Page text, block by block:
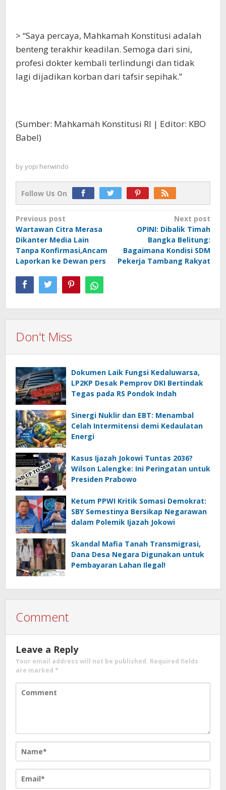
> “Saya percaya, Mahkamah Konstitusi adalah
benteng terakhir keadilan. Semoga dari sini,
profesi dokter kembali terlindungi dan tidak
lagi dijadikan korban dari tafsir sepihak.”
(Sumber: Mahkamah Konstitusi RI | Editor: KBO
Babel)
byyopi herwindo
Follow Us On
Post
navigation
Previous post
Wartawan Citra Merasa
Dikanter Media Lain
Tanpa Konfirmasi,Ancam
Laporkan ke Dewan pers
Next post
OPINI: Dibalik Timah
Bangka Belitung:
Bagaimana Kondisi SDM
Pekerja Tambang Rakyat
Don't Miss
Dokumen Laik Fungsi Kedaluwarsa,
LP2KP Desak Pemprov DKI Bertindak
Tegas pada RS Pondok Indah
Sinergi Nuklir dan EBT: Menambal
Celah Intermitensi demi Kedaulatan
Energi
Kasus Ijazah Jokowi Tuntas 2036?
Wilson Lalengke: Ini Peringatan untuk
Presiden Prabowo
Ketum PPWI Kritik Somasi Demokrat:
SBY Semestinya Bersikap Negarawan
dalam Polemik Ijazah Jokowi
Skandal Mafia Tanah Transmigrasi,
Dana Desa Negara Digunakan untuk
Pembayaran Lahan Ilegal!
Comment
Leave a Reply
Your email address will not be published. Required fields
are marked *